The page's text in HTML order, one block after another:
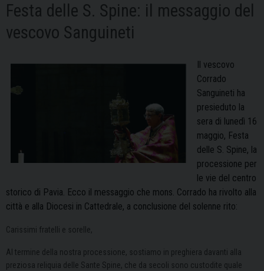
Festa delle S. Spine: il messaggio del
vescovo Sanguineti
Il vescovo
Corrado
Sanguineti ha
presieduto la
sera di lunedì 16
maggio, Festa
delle S. Spine, la
processione per
le vie del centro
storico di Pavia. Ecco il messaggio che mons. Corrado ha rivolto alla
città e alla Diocesi in Cattedrale, a conclusione del solenne rito:
Carissimi fratelli e sorelle,
Al termine della nostra processione, sostiamo in preghiera davanti alla
preziosa reliquia delle Sante Spine, che da secoli sono custodite quale